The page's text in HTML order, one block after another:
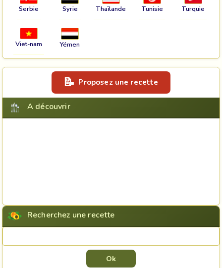
Serbie Syrie Thaïlande Tunisie Turquie
Viet-nam Yémen
Proposez une recette
A découvrir
Recherchez une recette